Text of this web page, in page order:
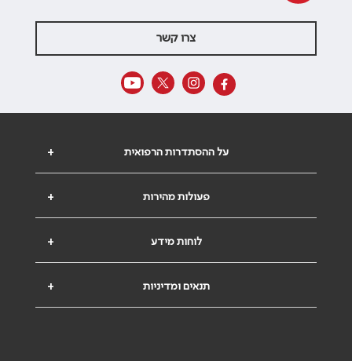
צרו קשר
+ על ההסתדרות הרפואית
+ פעולות מהירות
+ לוחות מידע
+ תנאים ומדיניות